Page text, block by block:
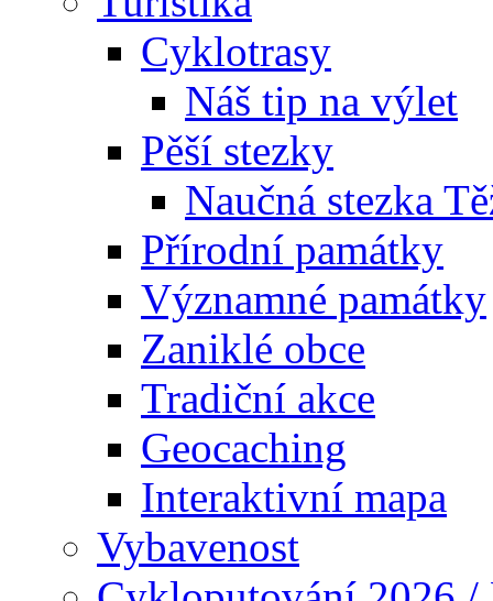
Cyklotrasy
Náš tip na výlet
Pěší stezky
Naučná stezka
Přírodní památky
Významné památky
Zaniklé obce
Tradiční akce
Geocaching
Interaktivní mapa
Vybavenost